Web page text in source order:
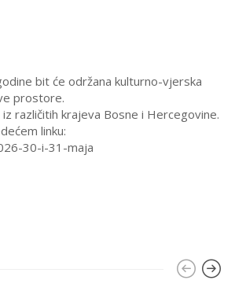
bit će održana kulturno-vjerska
prostore.
različitih krajeva Bosne i Hercegovine.
linku:
30-i-31-maja